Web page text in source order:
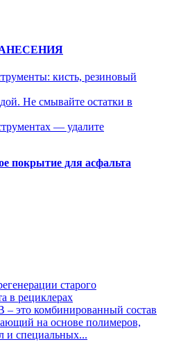
кисть, резиновый
Не смывайте остатки в
— удалите
покрытие для асфальта
старого
в рециклерах
– это комбинированный состав
на основе полимеров,
и специальных...